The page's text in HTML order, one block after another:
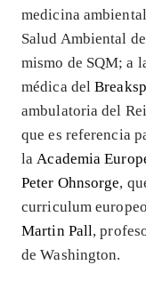
medicina
Salud Ambiental de
mismo de SQM; a
médica del
ambulatoria del
que es referencia
la Academia
Peter Ohnsorge,
curriculum
Martin Pall,
de Washington.